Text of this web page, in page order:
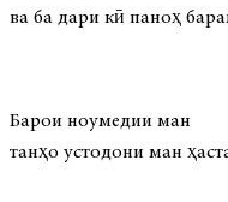
ва ба дари кӣ паноҳ
Барои ноумедии ман
танҳо устодони ман